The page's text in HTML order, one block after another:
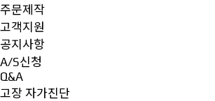
주문제작
고객지원
공지사항
A/S신청
Q&A
고장 자가진단